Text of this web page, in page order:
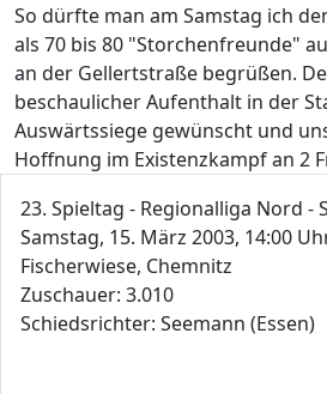
So dürfte man am Samstag ich
als 70 bis 80 "Storchenfreunde"
an der Gellertstraße begrüßen.
beschaulicher Aufenthalt in der
Auswärtssiege gewünscht und
Hoffnung im Existenzkampf an 2
23. Spieltag - Regionalliga Nord -
Samstag, 15. März 2003, 14:00
Fischerwiese, Chemnitz
Zuschauer: 3.010
Schiedsrichter: Seemann (Essen)